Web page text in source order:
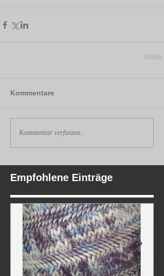
Kommentare
Kommentar verfassen...
Empfohlene Einträge